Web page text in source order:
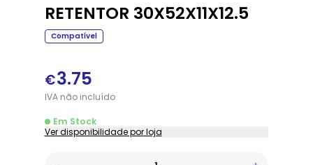
RETENTOR 30X52X11X12.5
Compatível
€3.75
IVAnãoincluído
Em Stock
Ver disponibilidade por loja